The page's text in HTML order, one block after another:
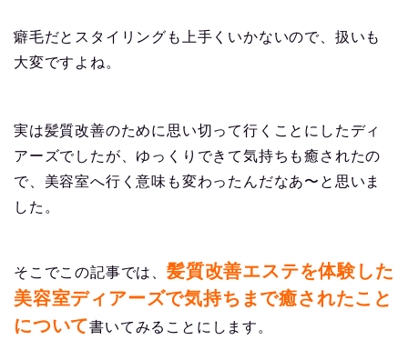
癖毛だとスタイリングも上手くいかないので、扱いも
大変ですよね。
実は髪質改善のために思い切って行くことにしたディ
アーズでしたが、ゆっくりできて気持ちも癒されたの
で、美容室へ行く意味も変わったんだなあ〜と思いま
した。
そこでこの記事では、 髪質改善エステを体験した
美容室ディアーズで気持ちまで癒されたこと
について書いてみることにします。